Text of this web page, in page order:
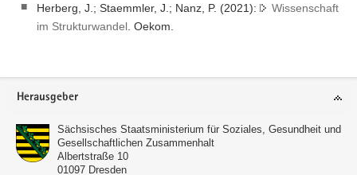
Herberg, J.; Staemmler, J.; Nanz, P. (2021):
Wissenschaft
im Strukturwandel . Oekom.
Footer-
Herausgeber
Sächsisches Staatsministerium für Soziales, Gesundheit und
Gesellschaftlichen Zusammenhalt
Albertstraße 10
01097 Dresden